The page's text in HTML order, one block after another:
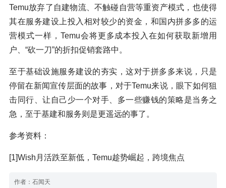
Temu放弃了自建物流、不触碰自营等重资产模式，也使得
其在服务建设上投入相对较少的资金，和国内拼多多的运
营模式一样，Temu会将更多成本投入在如何获取新增用
户、“砍一刀”的折扣促销套路中。
至于基础设施服务建设的夯实，这对于拼多多来说，只是
停留在新闻宣传层面的故事，对于Temu来说，眼下如何狙
击同行、让自己少一个对手、多一些赚钱的策略是当务之
急，至于基建和服务则是更遥远的事了。
参考资料：
[1]Wish月活跌至新低，Temu趁势崛起，跨境焦点
作者：石闻天